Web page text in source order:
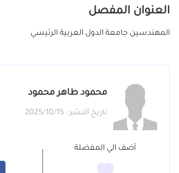
العنوان المفصل
المهندسين جامعة الدول العربية الرئيسي
محمود طاهر محمود
تاريخ النشر : 2025/10/15
أضف الي المفضلة